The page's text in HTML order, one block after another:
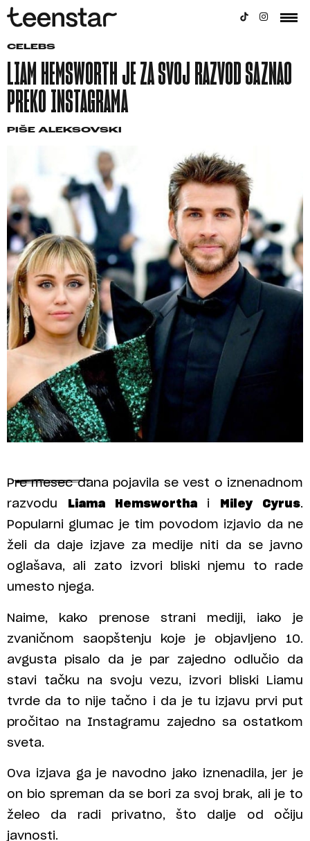
CELEBS
LIAM HEMSWORTH JE ZA SVOJ RAZVOD SAZNAO
PREKO INSTAGRAMA
PIŠE ALEKSOVSKI
Pre mesec dana pojavila se vest o iznenadnom
razvodu
Liama Hemsworthai Miley Cyrus.
Popularni glumac je tim povodom izjavio da ne
želi da daje izjave za medije niti da se javno
oglašava, ali zato izvori bliski njemu to rade
umesto njega.
Naime, kako prenose strani mediji, iako je
zvaničnom saopštenju koje je objavljeno 10.
avgusta pisalo da je par zajedno odlučio da
stavi tačku na svoju vezu, izvori bliski Liamu
tvrde da to nije tačno i da je tu izjavu prvi put
pročitao na Instagramu zajedno sa ostatkom
sveta.
Ova izjava ga je navodno jako iznenadila, jer je
on bio spreman da se bori za svoj brak, ali je to
želeo da radi privatno, što dalje od očiju
javnosti.